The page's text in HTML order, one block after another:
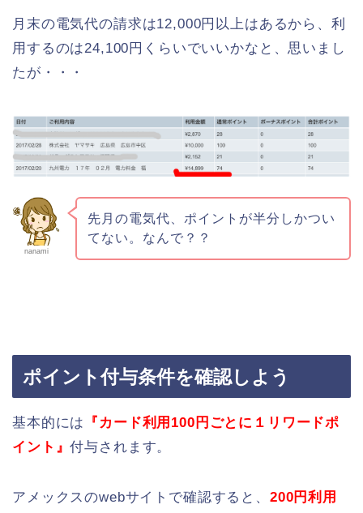
月末の電気代の請求は12,000円以上はあるから、利
用するのは24,100円くらいでいいかなと、思いまし
たが・・・
nanami
先月の電気代、ポイントが半分しかつい
てない。なんで？？
ポイント付与条件を確認しよう
基本的には
『カード利用100円ごとに１リワードポ
イント』付与されます。
アメックスのwebサイトで確認すると、 200円利用